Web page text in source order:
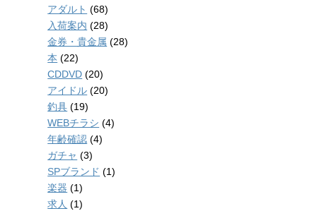
アダルト (68)
入荷案内 (28)
金券・貴金属 (28)
本 (22)
CDDVD (20)
アイドル (20)
釣具 (19)
WEBチラシ (4)
年齢確認 (4)
ガチャ (3)
SPブランド (1)
楽器 (1)
求人 (1)